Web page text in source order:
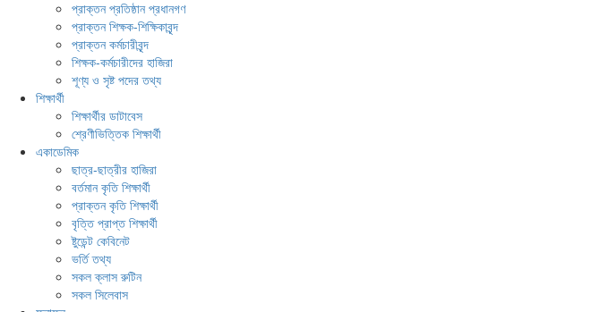
প্রাক্তন প্রতিষ্ঠান প্রধানগণ
প্রাক্তন শিক্ষক-শিক্ষিকাবৃন্দ
প্রাক্তন কর্মচারীবৃন্দ
শিক্ষক-কর্মচারীদের হাজিরা
শূণ্য ও সৃষ্ট পদের তথ্য
শিক্ষার্থী
শিক্ষার্থীর ডাটাবেস
শ্রেণীভিত্তিক শিক্ষার্থী
একাডেমিক
ছাত্র-ছাত্রীর হাজিরা
বর্তমান কৃতি শিক্ষার্থী
প্রাক্তন কৃতি শিক্ষার্থী
বৃত্তি প্রাপ্ত শিক্ষার্থী
ষ্টুডেন্ট কেবিনেট
ভর্তি তথ্য
সকল ক্লাস রুটিন
সকল সিলেবাস